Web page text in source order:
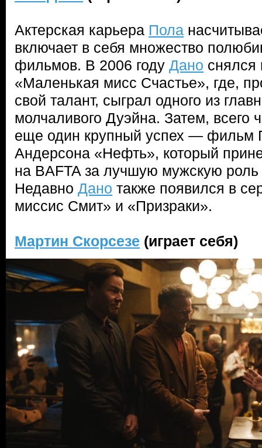
Актерская карьера Пола
включает в себя множество
фильмов. В 2006 году Дано снялся
«Маленькая мисс Счастье», где,
свой талант, сыграл одного из
молчаливого Дуэйна. Затем, всего
еще один крупный успех — фильм
Андерсона «Нефть», который
на BAFTA за лучшую мужскую роль
Недавно Дано также появился в
миссис Смит» и «Призраки».
Мартин Скорсезе (играет себя)